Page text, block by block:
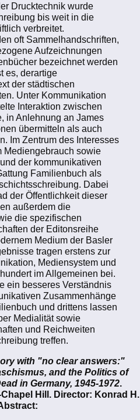
Drucktechnik wurde
bis weit in die
verbreitet.
oft Sammelhandschriften,
Aufzeichnungen
bezeichnet werden
es, derartige
der städtischen
Unter Kommunikation
Interaktion zwischen
in Anlehnung an James
übermitteln als auch
Im Zentrum des Interesses
Mediengebrauch sowie
der kommunikativen
Familienbuch als
Dabei
der Öffentlichkeit dieser
außerdem die
die spezifischen
der Editonsreihe
Medium der Basler
tragen erstens zur
Mediensystem und
im Allgemeinen bei.
ein besseres Verständnis
Zusammenhänge
und drittens lassen
Medialität sowie
und Reichweiten
treffen.
with "no clear answers:"
and the Politics of
in Germany, 1945-1972.
Hill. Director: Konrad H.